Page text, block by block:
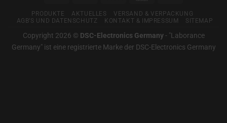
Messtechnik
PRODUKTE AKTUELLES
VERSAND & VERPACKUNG
AGB’S UND DATENSCHUTZ
KONTAKT & IMPRESSUM SITEMAP
Copyright 2026 © DSC-Electronics Germany- "Laborance
Germany" ist eine registrierte Marke der DSC-Electronics Germany